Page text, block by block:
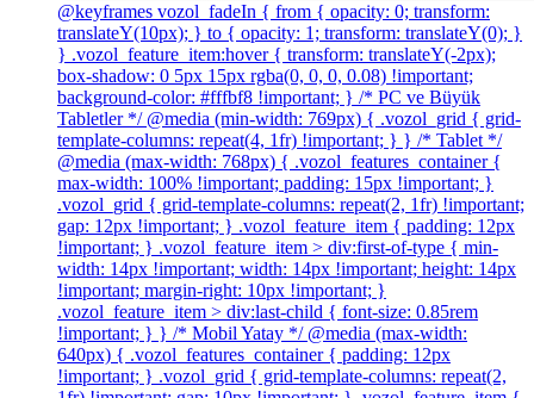
@keyframes vozol_fadeIn { from { opacity: 0; transform:
translateY(10px); } to { opacity: 1; transform: translateY(0); }
} .vozol_feature_item:hover { transform: translateY(-2px);
box-shadow: 0 5px 15px rgba(0, 0, 0, 0.08) !important;
background-color: #fffbf8 !important; } /* PC ve Büyük
Tabletler */ @media (min-width: 769px) { .vozol_grid { grid-
template-columns: repeat(4, 1fr) !important; } } /* Tablet */
@media (max-width: 768px) { .vozol_features_container {
max-width: 100% !important; padding: 15px !important; }
.vozol_grid { grid-template-columns: repeat(2, 1fr) !important;
gap: 12px !important; } .vozol_feature_item { padding: 12px
!important; } .vozol_feature_item > div:first-of-type { min-
width: 14px !important; width: 14px !important; height: 14px
!important; margin-right: 10px !important; }
.vozol_feature_item > div:last-child { font-size: 0.85rem
!important; } } /* Mobil Yatay */ @media (max-width:
640px) { .vozol_features_container { padding: 12px
!important; } .vozol_grid { grid-template-columns: repeat(2,